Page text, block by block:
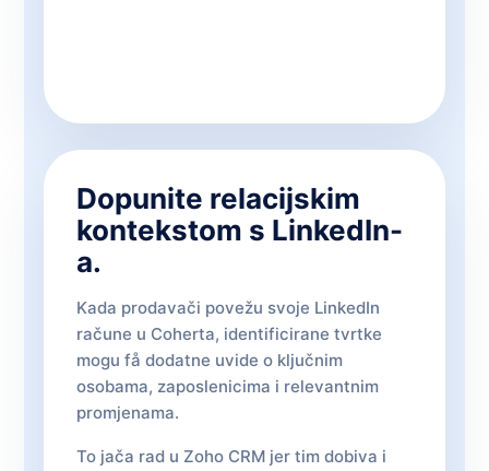
Dopunite relacijskim
kontekstom s LinkedIn-
a.
Kada prodavači povežu svoje LinkedIn
račune u Coherta, identificirane tvrtke
mogu få dodatne uvide o ključnim
osobama, zaposlenicima i relevantnim
promjenama.
To jača rad u Zoho CRM jer tim dobiva i